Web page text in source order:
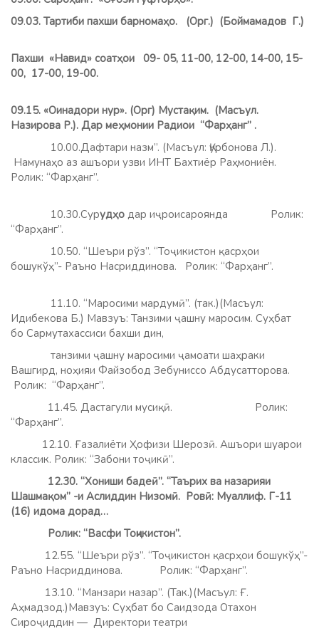
09.03. Тартиби пахши барномаҳо. (Орг.) (Боймамадов Г.)
Пахши «Навид» соатҳои 09- 05, 11-00, 12-00, 14-00, 15-
00, 17-00, 19-00.
09.15. «Оинадори нур». (Орг) Мустақим. (Масъул.
Назирова Р.). Дар меҳмонии Радиои “Фарҳанг” .
10.00.Дафтари назм”. (Масъул: Қурбонова Л.).
Намунаҳо аз ашъори узви ИНТ Бахтиёр Раҳмониён.
Ролик: “Фарҳанг”.
10.30.Сурудҳо дар иҷроисароянда Ролик:
“Фарҳанг”.
10.50. “Шеъри рўз”. “Тоҷикистон қасрҳои
бошукўҳ”- Раъно Насриддинова. Ролик: “Фарҳанг”.
11.10. “Маросими мардумӣ”. (так.)(Масъул:
Идибекова Б.) Мавзуъ: Танзими ҷашну маросим. Суҳбат
бо Сармутахассиси бахши дин,
танзими ҷашну маросими ҷамоати шаҳраки
Вашгирд, ноҳияи Файзобод Зебуниссо Абдусатторова.
Ролик: “Фарҳанг”.
11.45. Дастагули мусиқӣ. Ролик:
“Фарҳанг”.
12.10. Ғазалиёти Ҳофизи Шерозӣ. Ашъори шуарои
классик. Ролик: “Забони тоҷикӣ”.
12.30. “Хониши бадеӣ”. “Таърих ва назарияи
Шашмақом” -и Аслиддин Низомӣ. Ровӣ: Муаллиф. Г-11
(16) идома дорад…
Ролик: “Васфи Тоҷикистон”.
12.55. “Шеъри рўз”. “Тоҷикистон қасрҳои бошукўҳ”-
Раъно Насриддинова. Ролик: “Фарҳанг”.
13.10. “Манзари назар”. (Так.)(Масъул: Ғ.
Аҳмадзод.)Мавзуъ: Суҳбат бо Саидзода Отахон
Сироҷиддин — Директори театри